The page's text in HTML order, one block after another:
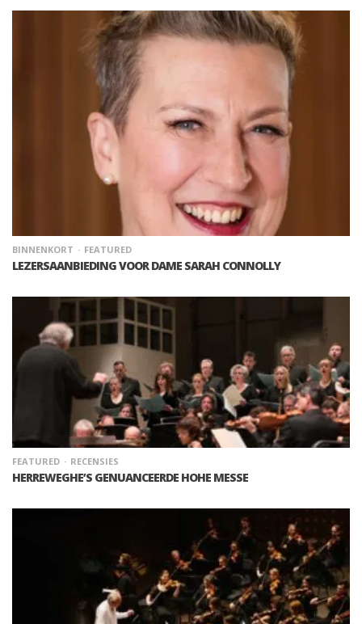
BINNENKORT FEATURED
LEZERSAANBIEDING VOOR DAME SARAH CONNOLLY
FEATURED RECENSIES
HERREWEGHE’S GENUANCEERDE HOHE MESSE